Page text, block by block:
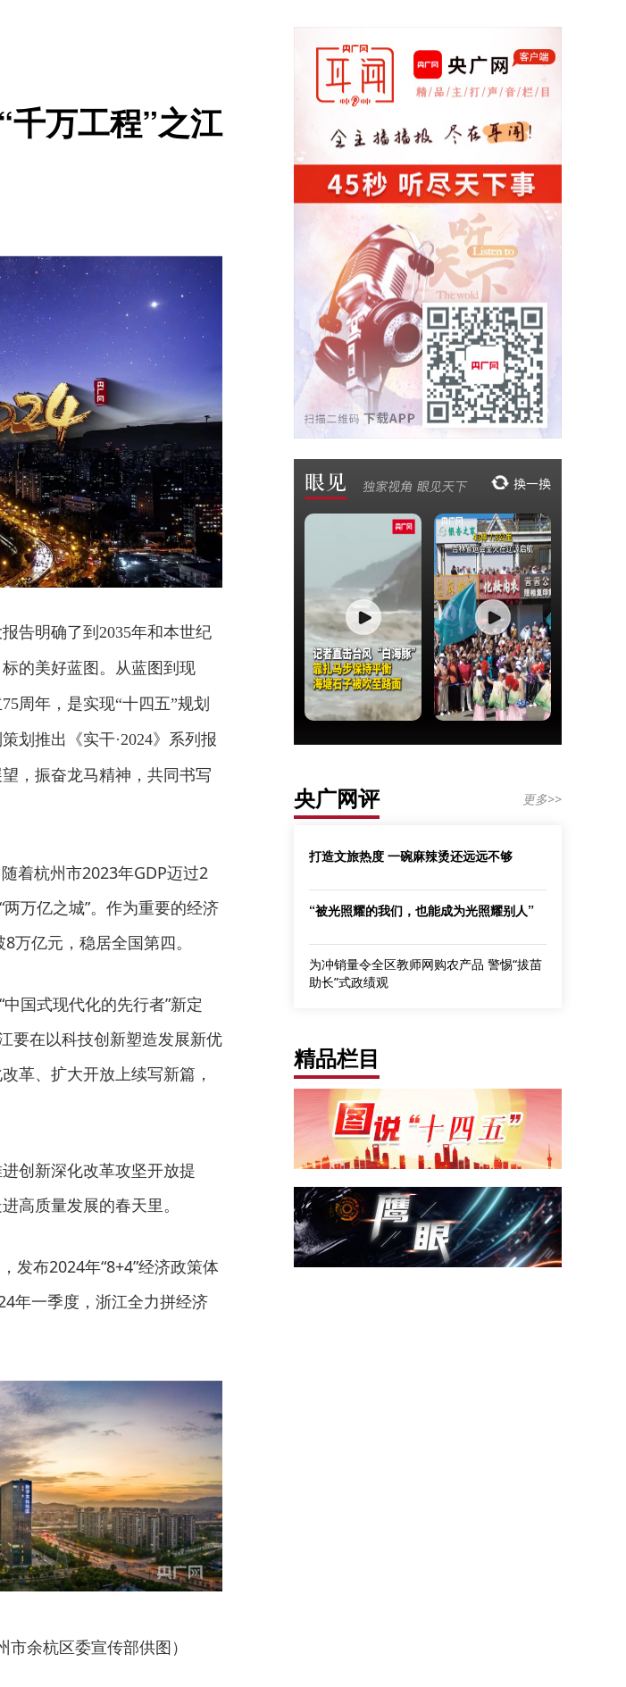
千万工程”之江
告明确了到2035年和本世纪
的美好蓝图。从蓝图到现
周年，是实现“十四五”规划
划推出《实干·2024》系列报
，振奋龙马精神，共同书写
着杭州市2023年GDP迈过2
万亿之城”。作为重要的经济
万亿元，稳居全国第四。
国式现代化的先行者”新定
要在以科技创新塑造发展新优
革、扩大开放上续写新篇，
创新深化改革攻坚开放提
高质量发展的春天里。
发布2024年“8+4”经济政策体
年一季度，浙江全力拼经济
余杭区委宣传部供图）
央广网评 更多>>
打造文旅热度 一碗麻辣烫还远远不够
“被光照耀的我们，也能成为光照耀别人”
为冲销量令全区教师网购农产品 警惕“拔苗
助长”式政绩观
精品栏目